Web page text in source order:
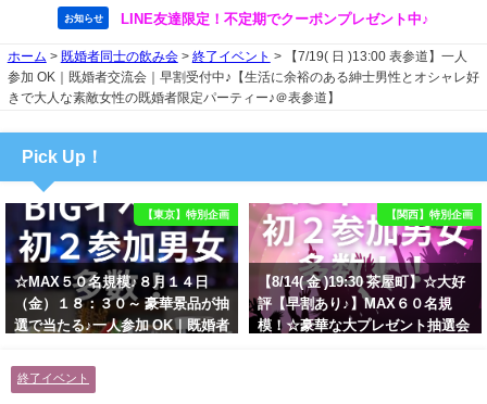
お知らせ LINE友達限定！不定期でクーポンプレゼント中♪
ホーム > 既婚者同士の飲み会> 終了イベント >
【7/19( 日 )13:00 表参道】一人
参加 OK｜既婚者交流会｜早割受付中♪【生活に余裕のある紳士男性とオシャレ好
きで大人な素敵女性の既婚者限定パーティー♪＠表参道】
Pick Up！
【東京】特別企画
☆MAX５０名規模♪８月１４日
（金）１８：３０～ 豪華景品が抽
選で当たる♪一人参加 OK｜既婚者
に余裕のある健康的なオシャレ男
性と美容好きで優しさのある大人
【関西】特別企画
【8/14( 金 )19:30 茶屋町】☆大好
評【早割あり♪】MAX６０名規
模！☆豪華な大プレゼント抽選会
終了イベント